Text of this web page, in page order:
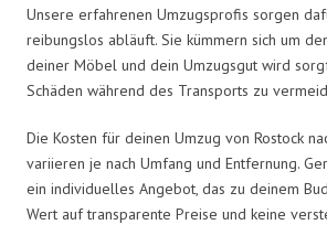
Unsere erfahrenen Umzugsprofis sorgen
reibungslos abläuft. Sie kümmern sich um
deiner Möbel und dein Umzugsgut wird
Schäden während des Transports zu
Die Kosten für deinen Umzug von Rostock
variieren je nach Umfang und Entfernung.
ein individuelles Angebot, das zu deinem
Wert auf transparente Preise und keine